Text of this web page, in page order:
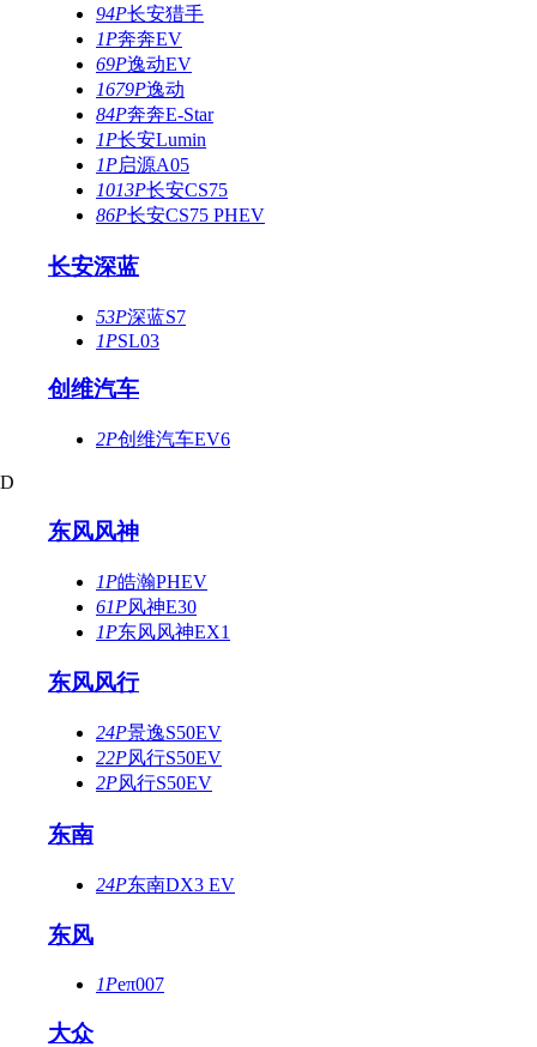
94P长安猎手
1P奔奔EV
69P逸动EV
1679P逸动
84P奔奔E-Star
1P长安Lumin
1P启源A05
1013P长安CS75
86P长安CS75 PHEV
长安深蓝
53P深蓝S7
1PSL03
创维汽车
2P创维汽车EV6
D
东风风神
1P皓瀚PHEV
61P风神E30
1P东风风神EX1
东风风行
24P景逸S50EV
22P风行S50EV
2P风行S50EV
东南
24P东南DX3 EV
东风
1Peπ007
大众